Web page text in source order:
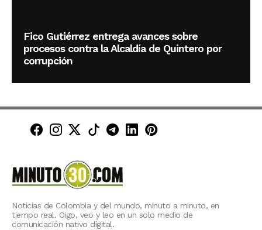
Fico Gutiérrez entrega avances sobre
procesos contra la Alcaldía de Quintero por
corrupción
Minuto30 en Facebook
Minuto30 en Instagram
Minuto30 en X (Twitter)
Minuto30 en TikTok
Canal de Minuto30 en
Minuto30 en LinkedIn
Minuto30 en
Noticias de Colombia y del mundo, minuto a minuto, en
tiempo real. Oigo, veo y leo en un solo medio de
comunicación nativo digital.